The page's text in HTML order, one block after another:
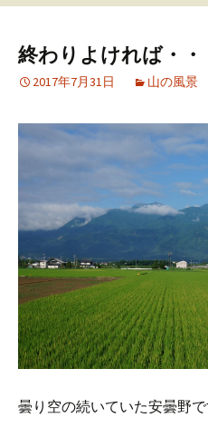
終わりよければ・・
2017年7月31日 山の風景
曇り空の続いていた安曇野